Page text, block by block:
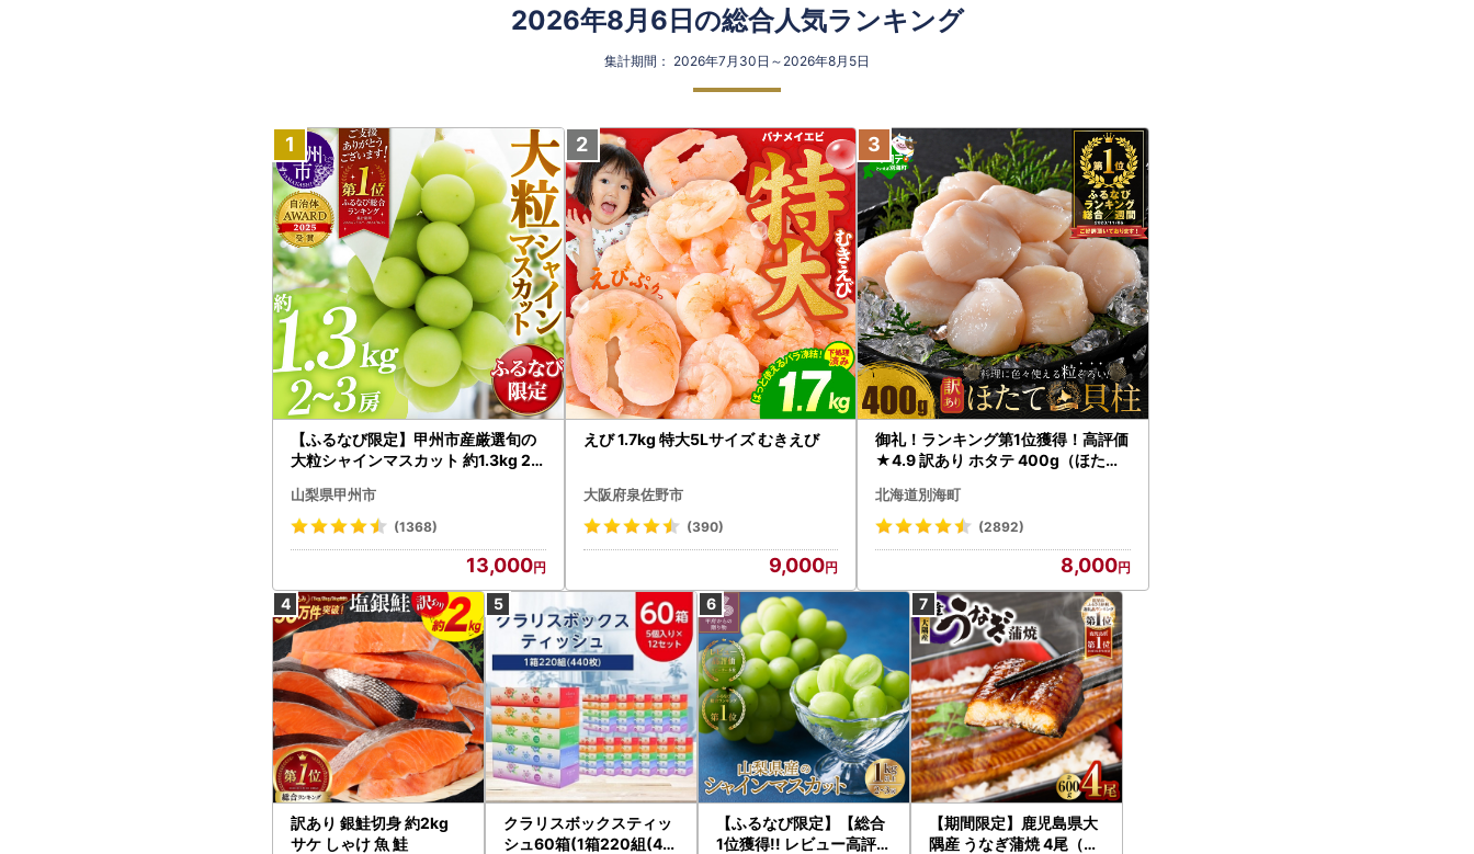
2026年8月6日の総合人気ランキング
集計期間： 2026年7月30日～2026年8月5日
【ふるなび限定】甲州市産厳選旬の
大粒シャインマスカット 約1.3kg 2
472 FN-Limited-VO シャインマス
カット フルーツ
山梨県甲州市
(1368)
13,000
えび 1.7kg 特大5Lサイズ むきえび
大阪府泉佐野市
(390)
9,000
御礼！ランキング第1位獲得！高評価
★4.9 訳あり ホタテ 400g（ほたて
北海道別海町
(2892)
8,000
訳あり 銀鮭切身 約2kg
サケ しゃけ 魚 鮭
クラリスボックスティッ
シュ60箱(1箱220組(44
【ふるなび限定】【総合
1位獲得!! レビュー高評価
【期間限定】鹿児島県大
隅産 うなぎ蒲焼 4尾（60